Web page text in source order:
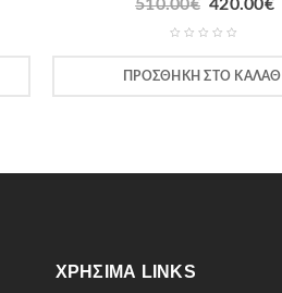
510.00€ 420.00€
ΠΡΟΣΘΉΚΗ ΣΤΟ ΚΑΛΆΘΙ
ΧΡΉΣΙΜΑ LINKS